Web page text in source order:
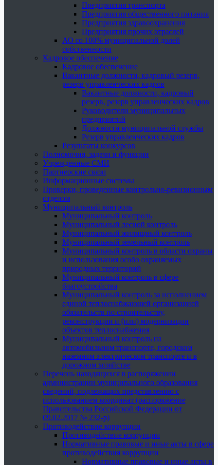
Предприятия транспорта
Предприятия общественного питания
Предприятия здравоохранения
Предприятия прочих отраслей
АО со 100% муниципальной долей
собственности
Кадровое обеспечение
Кадровое обеспечение
Вакантные должности, кадровый резерв,
резерв управленческих кадров
Вакантные должности, кадровый
резерв, резерв управленческих кадров
Руководители муниципальных
предприятий
Должности муниципальной службы
Резерв управленческих кадров
Результаты конкурсов
Полномочия, задачи и функции
Учрежденные СМИ
Партнерские связи
Информационные системы
Проверки, проведенные контрольно-ревизионным
отделом
Муниципальный контроль
Муниципальный контроль
Муниципальный лесной контроль
Муниципальный жилищный контроль
Муниципальный земельный контроль
Муниципальный контроль в области охраны
и использования особо охраняемых
природных территорий
Муниципальный контроль в сфере
благоустройства
Муниципальный контроль за исполнением
единой теплоснабжающей организацией
обязательств по строительству,
реконструкции и (или) модернизации
объектов теплоснабжения
Муниципальный контроль на
автомобильном транспорте, городском
наземном электрическом транспорте и в
дорожном хозяйстве
Перечень находящихся в распоряжении
администрации муниципального образования
сведений, подлежащих представлению с
использованием координат (распоряжение
Правительства Российской Федерации от
09.02.2017 № 232-р)
Противодействие коррупции
Противодействие коррупции
Нормативные правовые и иные акты в сфере
противодействия коррупции
Нормативные правовые и иные акты в